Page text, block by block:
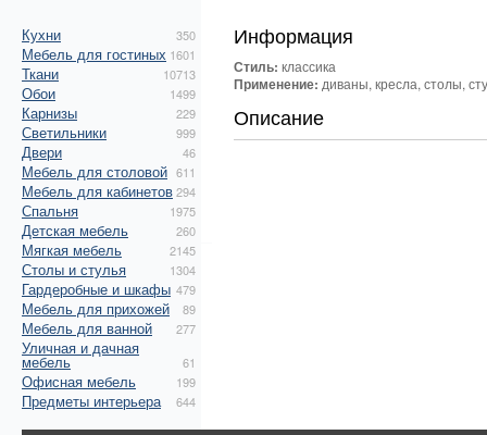
Кухни 350
Мебель для гостиных 1601
Ткани 10713
Обои 1499
Карнизы 229
Светильники 999
Двери 46
Мебель для столовой 611
Мебель для кабинетов294
Спальня 1975
Детская мебель 260
Мягкая мебель 2145
Столы и стулья 1304
Гардеробные и шкафы 479
Мебель для прихожей 89
Мебель для ванной 277
Уличная и дачная
мебель 61
Офисная мебель 199
Предметы интерьера 644
Информация
Стиль: классика
Применение: диваны, кресла, столы,
Описание